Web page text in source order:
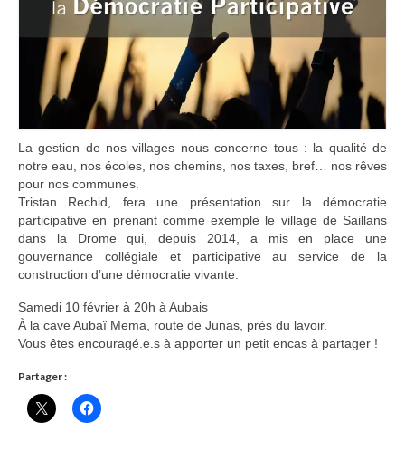
Parc Photovoltaïque
Structure juridique
Les lettres aux sociétaires
Inauguration du parc
Exploitation
THEMATIQUES
Energie
Ramassages citoyens de déchets
ASTRONOMIE
La gestion de nos villages nous concerne tous : la qualité de
notre eau, nos écoles, nos chemins, nos taxes, bref… nos rêves
pour nos communes.
Tristan Rechid, fera une présentation sur la démocratie
participative en prenant comme exemple le village de Saillans
dans la Drome qui, depuis 2014, a mis en place une
gouvernance collégiale et participative au service de la
construction d’une démocratie vivante.
Samedi 10 février à 20h à Aubais
À la cave Aubaï Mema, route de Junas, près du lavoir.
Vous êtes encouragé.e.s à apporter un petit encas à partager !
Partager :